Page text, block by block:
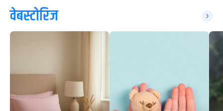
वेबस्टोरिज